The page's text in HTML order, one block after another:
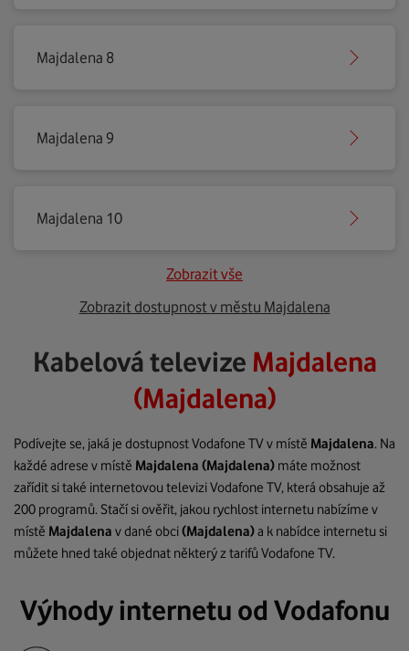
Majdalena 8
Majdalena 9
Majdalena 10
Zobrazit vše
Zobrazit dostupnost v městu Majdalena
Kabelová televize Majdalena
(Majdalena)
Podívejte se, jaká je dostupnost Vodafone TV v místě Majdalena. Na
každé adrese v místě Majdalena (Majdalena) máte možnost
zařídit si také internetovou televizi Vodafone TV, která obsahuje až
200 programů. Stačí si ověřit, jakou rychlost internetu nabízíme v
místě Majdalena v dané obci(Majdalena)a k nabídce internetu si
můžete hned také objednat některý z tarifů Vodafone TV.
Výhody internetu od Vodafonu